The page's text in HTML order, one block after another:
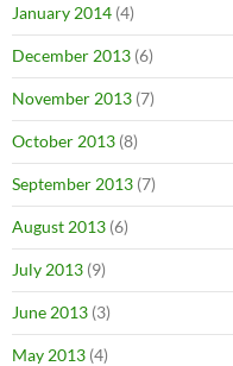
January 2014 (4)
December 2013 (6)
November 2013 (7)
October 2013 (8)
September 2013 (7)
August 2013 (6)
July 2013 (9)
June 2013 (3)
May 2013 (4)